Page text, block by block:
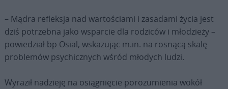
– Mądra refleksja nad wartościami i zasadami życia jest
dziś potrzebna jako wsparcie dla rodziców i młodzieży –
powiedział bp Osial, wskazując m.in. na rosnącą skalę
problemów psychicznych wśród młodych ludzi.
Wyraził nadzieję na osiągnięcie porozumienia wokół